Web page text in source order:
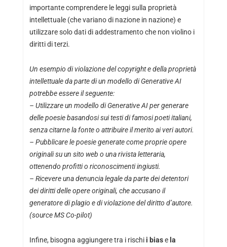
importante comprendere le leggi sulla proprietà
intellettuale (che variano di nazione in nazione) e
utilizzare solo dati di addestramento che non violino i
diritti di terzi.
Un esempio di violazione del copyright e della proprietà
intellettuale da parte di un modello di Generative AI
potrebbe essere il seguente:
– Utilizzare un modello di Generative AI per generare
delle poesie basandosi sui testi di famosi poeti italiani,
senza citarne la fonte o attribuire il merito ai veri autori.
– Pubblicare le poesie generate come proprie opere
originali su un sito web o una rivista letteraria,
ottenendo profitti o riconoscimenti ingiusti.
– Ricevere una denuncia legale da parte dei detentori
dei diritti delle opere originali, che accusano il
generatore di plagio e di violazione del diritto d’autore.
(source MS Co-pilot)
Infine, bisogna aggiungere tra i rischii biase la